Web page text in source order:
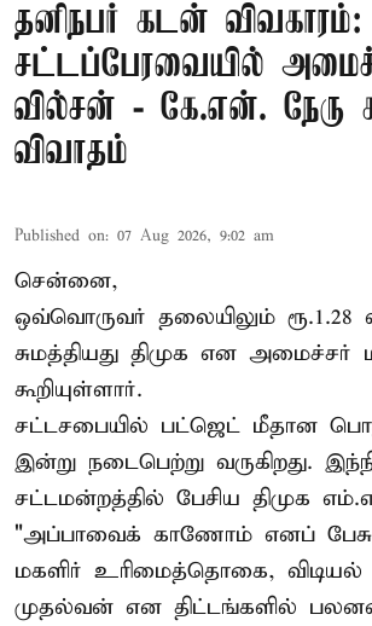
தனிநபர் கடன் விவகாரம்:
சட்டப்பேரவையில்
வில்சன் - கே.என். நேரு
விவாதம்
Published on: 07 Aug 2026, 9:02 am
சென்னை,
ஒவ்வொருவர் தலையிலும்
சுமத்தியது திமுக என அமைச்சர்
கூறியுள்ளார்.
சட்டசபையில் பட்ஜெட் மீதான
இன்று நடைபெற்று வருகிறது.
சட்டமன்றத்தில் பேசிய திமுக
"அப்பாவைக் காணோம் எனப்
மகளிர் உரிமைத்தொகை,
முதல்வன் என திட்டங்களில்